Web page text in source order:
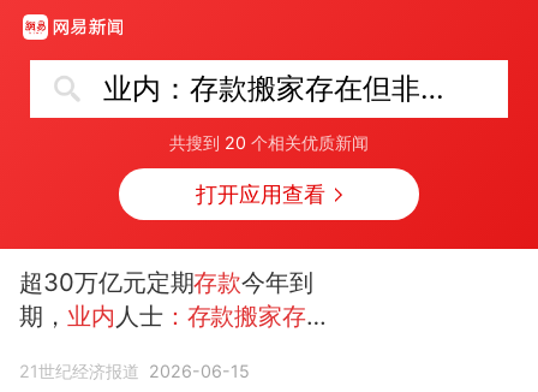
业内：存款搬家存在但非大规模迁移
共搜到 20 个相关优质新闻
打开应用查看
超30万亿元定期存款今年到
期， 业内 人士：存款搬家存在
21世纪经济报道 2026-06-15